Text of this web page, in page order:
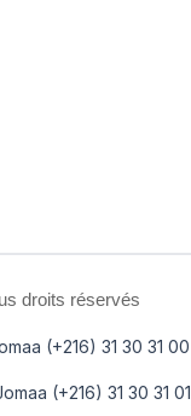
droits réservés
(+216) 31 30 31 00
(+216) 31 30 31 01